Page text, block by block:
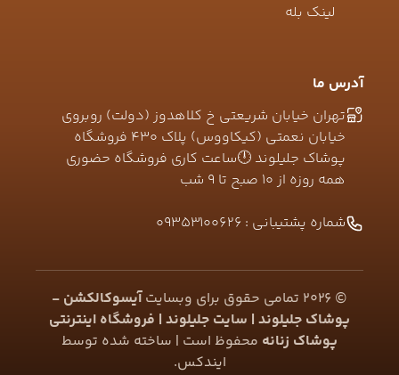
لینک بله
آدرس ما
تهران خیابان شریعتی خ کلاهدوز (دولت) روبروی
خیابان نعمتی (کیکاووس) پلاک ۴۳۰ فروشگاه
پوشاک جلیلوند 🕛ساعت کاری فروشگاه حضوری
همه روزه از ۱۰ صبح تا ۹ شب
شماره پشتیبانی : 09353100626
©
2026 تمامی حقوق برای وبسایتآیسوکالکشن -
پوشاک جلیلوند | سایت جلیلوند | فروشگاه اینترنتی
پوشاک زنانه محفوظ است | ساخته شده توسط
ایندکس.